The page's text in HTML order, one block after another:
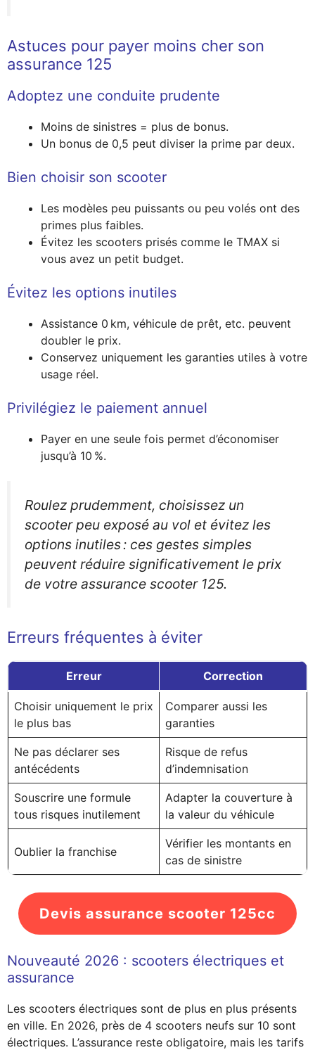
Astuces pour payer moins cher son
assurance 125
Adoptez une conduite prudente
Moins de sinistres = plus de bonus.
Un bonus de 0,5 peut diviser la prime par deux.
Bien choisir son scooter
Les modèles peu puissants ou peu volés ont des
primes plus faibles.
Évitez les scooters prisés comme le TMAX si
vous avez un petit budget.
Évitez les options inutiles
Assistance 0 km, véhicule de prêt, etc. peuvent
doubler le prix.
Conservez uniquement les garanties utiles à votre
usage réel.
Privilégiez le paiement annuel
Payer en une seule fois permet d’économiser
jusqu’à 10 %.
Roulez prudemment, choisissez un
scooter peu exposé au vol et évitez les
options inutiles : ces gestes simples
peuvent réduire significativement le prix
de votre assurance scooter 125.
Erreurs fréquentes à éviter
Erreur Correction
Choisir uniquement le prix
le plus bas
Comparer aussi les
garanties
Ne pas déclarer ses
antécédents
Risque de refus
d’indemnisation
Souscrire une formule
tous risques inutilement
Adapter la couverture à
la valeur du véhicule
Oublier la franchise
Vérifier les montants en
cas de sinistre
Devis assurance scooter 125cc
Nouveauté 2026 : scooters électriques et
assurance
Les scooters électriques sont de plus en plus présents
en ville. En 2026, près de 4 scooters neufs sur 10 sont
électriques. L’assurance reste obligatoire, mais les tarifs